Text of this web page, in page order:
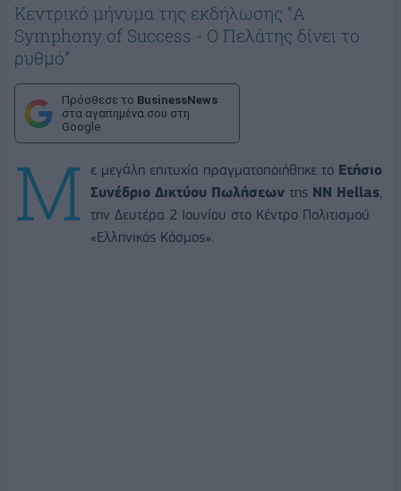
Κεντρικό μήνυμα της εκδήλωσης “A
Symphony of Success - Ο Πελάτης δίνει το
ρυθμό”
Πρόσθεσε το BusinessNews
στα αγαπημένα σου στη
Google
Μ ε μεγάλη επιτυχία πραγματοποιήθηκε το Ετήσιο
Συνέδριο Δικτύου Πωλήσεων της NN Hellas,
την Δευτέρα 2 Ιουνίου στο Κέντρο Πολιτισμού
«Ελληνικός Κόσμος».